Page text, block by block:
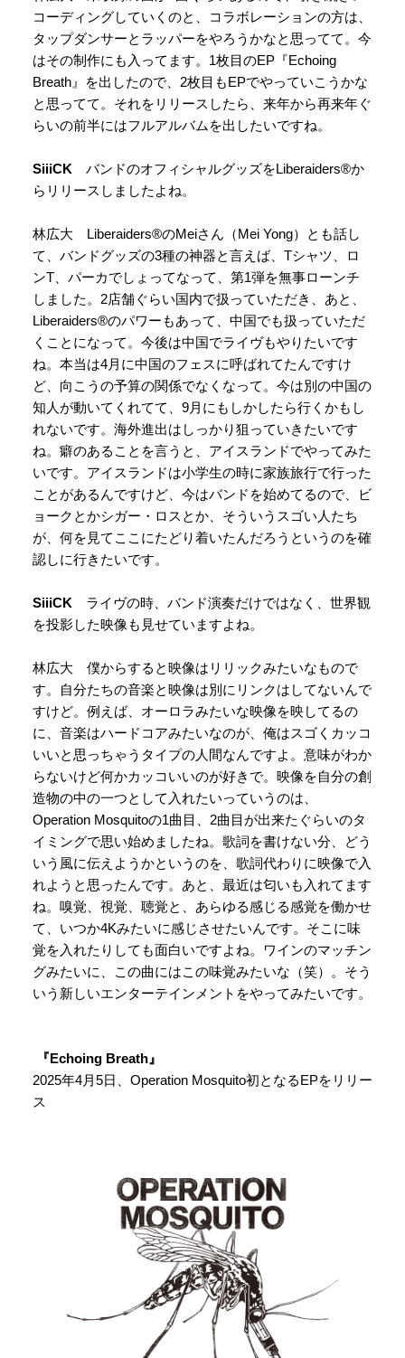
コーディングしていくのと、コラボレーションの方は、
タップダンサーとラッパーをやろうかなと思ってて。今
はその制作にも入ってます。1枚目のEP『Echoing
Breath』を出したので、2枚目もEPでやっていこうかな
と思ってて。それをリリースしたら、来年から再来年ぐ
らいの前半にはフルアルバムを出したいですね。
SiiiCK バンドのオフィシャルグッズをLiberaiders®か
らリリースしましたよね。
林広大 Liberaiders®のMeiさん（Mei Yong）とも話し
て、バンドグッズの3種の神器と言えば、Tシャツ、ロ
ンT、パーカでしょってなって、第1弾を無事ローンチ
しました。2店舗ぐらい国内で扱っていただき、あと、
Liberaiders®のパワーもあって、中国でも扱っていただ
くことになって。今後は中国でライヴもやりたいです
ね。本当は4月に中国のフェスに呼ばれてたんですけ
ど、向こうの予算の関係でなくなって。今は別の中国の
知人が動いてくれてて、9月にもしかしたら行くかもし
れないです。海外進出はしっかり狙っていきたいです
ね。癖のあることを言うと、アイスランドでやってみた
いです。アイスランドは小学生の時に家族旅行で行った
ことがあるんですけど、今はバンドを始めてるので、ビ
ョークとかシガー・ロスとか、そういうスゴい人たち
が、何を見てここにたどり着いたんだろうというのを確
認しに行きたいです。
SiiiCK ライヴの時、バンド演奏だけではなく、世界観
を投影した映像も見せていますよね。
林広大 僕からすると映像はリリックみたいなもので
す。自分たちの音楽と映像は別にリンクはしてないんで
すけど。例えば、オーロラみたいな映像を映してるの
に、音楽はハードコアみたいなのが、俺はスゴくカッコ
いいと思っちゃうタイプの人間なんですよ。意味がわか
らないけど何かカッコいいのが好きで。映像を自分の創
造物の中の一つとして入れたいっていうのは、
Operation Mosquitoの1曲目、2曲目が出来たぐらいのタ
イミングで思い始めましたね。歌詞を書けない分、どう
いう風に伝えようかというのを、歌詞代わりに映像で入
れようと思ったんです。あと、最近は匂いも入れてます
ね。嗅覚、視覚、聴覚と、あらゆる感じる感覚を働かせ
て、いつか4Kみたいに感じさせたいんです。そこに味
覚を入れたりしても面白いですよね。ワインのマッチン
グみたいに、この曲にはこの味覚みたいな（笑）。そう
いう新しいエンターテインメントをやってみたいです。
『Echoing Breath』
2025年4月5日、Operation Mosquito初となるEPをリリー
ス